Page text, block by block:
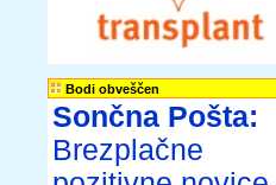
Bodi obveščen
Sončna Pošta:
Brezplačne